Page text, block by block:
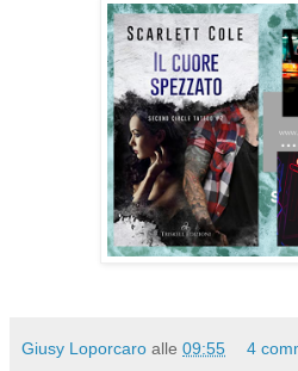
Giusy Loporcaro alle 09:55 4